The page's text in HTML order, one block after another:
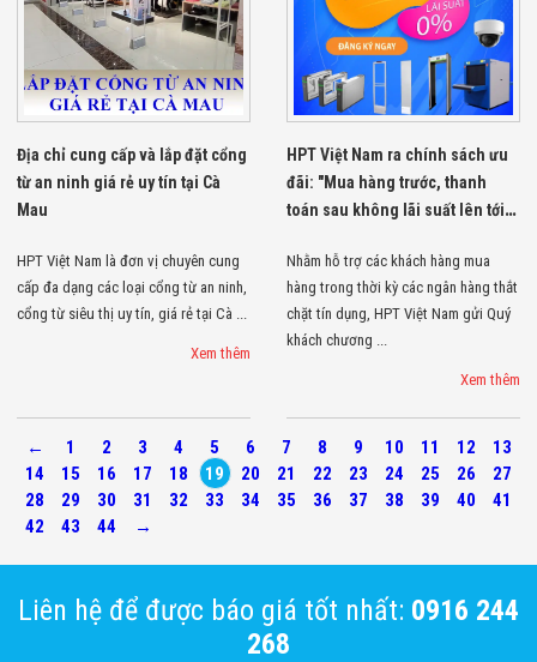
Địa chỉ cung cấp và lắp đặt cổng
từ an ninh giá rẻ uy tín tại Cà
Mau
HPT Việt Nam là đơn vị chuyên cung
cấp đa dạng các loại cổng từ an ninh,
cổng từ siêu thị uy tín, giá rẻ tại Cà ...
Xem thêm
HPT Việt Nam ra chính sách ưu
đãi: "Mua hàng trước, thanh
toán sau không lãi suất lên tới
Nhằm hỗ trợ các khách hàng mua
hàng trong thời kỳ các ngân hàng thắt
chặt tín dụng, HPT Việt Nam gửi Quý
khách chương ...
Xem thêm
← 1 2 3 4 5 6 7 8 9 10 11 12
13
14
15 16 17 18 19 20 21 22 23 24 25 26
27
28
29 30 31 32 33 34 35 36 37 38 39 40
41
42
43 44 →
Liên hệ để được báo giá tốt nhất: 0916 244
268